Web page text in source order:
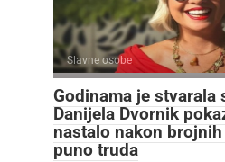
Slavne osobe
Godinama je stvarala
Danijela Dvornik
nastalo nakon
puno truda